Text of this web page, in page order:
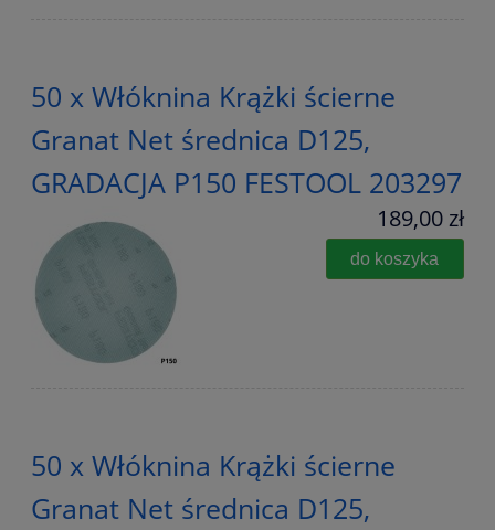
50 x Włóknina Krążki ścierne
Granat Net średnica D125,
GRADACJA P150 FESTOOL 203297
189,00 zł
do koszyka
50 x Włóknina Krążki ścierne
Granat Net średnica D125,